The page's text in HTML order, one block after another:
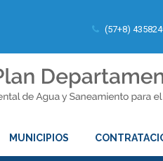
(57+8)
MUNICIPIOS